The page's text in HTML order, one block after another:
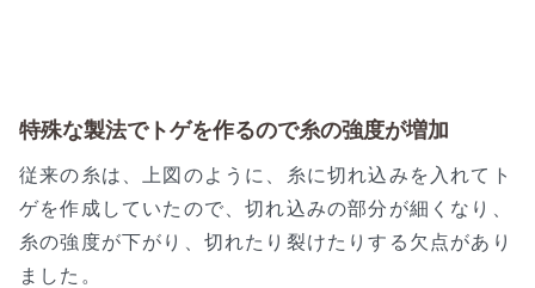
特殊な製法でトゲを作るので糸の強度が増加
従来の糸は、上図のように、糸に切れ込みを入れてト
ゲを作成していたので、切れ込みの部分が細くなり、
糸の強度が下がり、切れたり裂けたりする欠点があり
ました。